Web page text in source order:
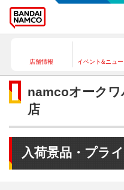
店舗情報 イベント&ニュー
namcoオーク
店
入荷景品・プラ